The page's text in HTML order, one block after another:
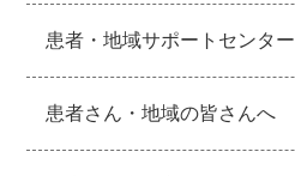
患者・地域サポートセンター
患者さん・地域の皆さんへ